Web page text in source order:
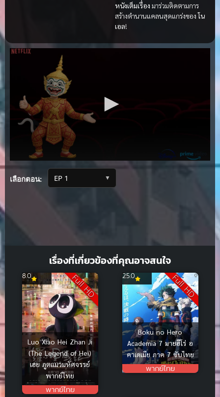
หนังเต็มเรื่อง มาร่วมติดตามการ
สร้างตำนานแคลนสุดแกร่งของโน
เอล!
เลือกตอน: ▼
เรื่องที่เกี่ยวข้องที่คุณอาจสนใจ
Full HD
Luo Xiao Hei Zhan Ji
(The Legend of Hei)
เฮย ภูตแมวมหัศจรรย์
พากย์ไทย
พากย์ไทย
8.0 Full HD
Boku no Hero
Academia 7 มายฮีโร่ อ
คาเดเมีย ภาค 7 ซับไทย
พากย์ไทย
25.0